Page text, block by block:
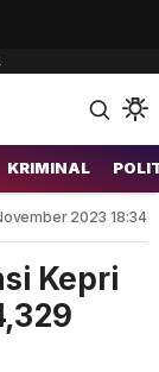
KRIMINAL
2023 18:34
Kepri